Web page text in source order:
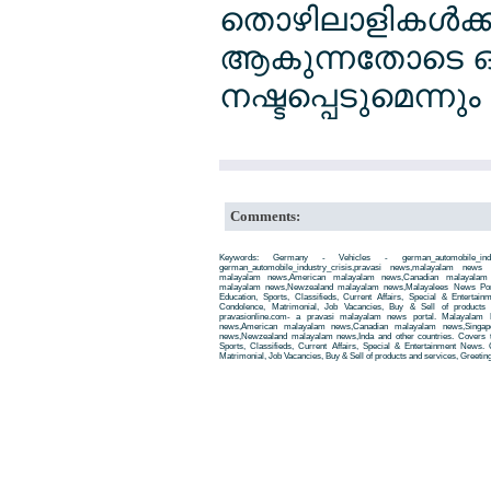
ആകുന്നതോടെ
Comments:
Keywords: Germany - Vehicles -
german_automobile_industry_crisis,pravasi news,malayalam
malayalam news,American malayalam news,Canadian
malayalam news,Newzealand malayalam news,Malayalees News
Education, Sports, Classifieds, Current Affairs, Special &
Condolence, Matrimonial, Job Vacancies, Buy & Sell of
pravasionline.com- a pravasi malayalam news portal. Malayalam
news,American malayalam news,Canadian malayalam
news,Newzealand malayalam news,Inda and other countries.
Sports, Classifieds, Current Affairs, Special & Entertainment News.
Matrimonial, Job Vacancies, Buy & Sell of products and services,